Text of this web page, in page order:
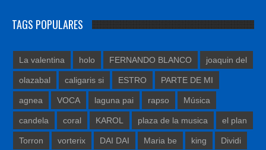
TAGS POPULARES
La valentina holo FERNANDO BLANCO joaquin del
olazabal caligaris si ESTRO PARTE DE MI
agnea VOCA laguna pai rapso Música
candela coral KAROL plaza de la musica el plan
Torron vorterix DAI DAI Maria be king Dividi